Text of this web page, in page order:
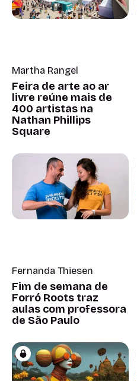
Martha Rangel
Feira de arte ao ar
livre reúne mais de
400 artistas na
Nathan Phillips
Square
Fernanda Thiesen
Fim de semana de
Forró Roots traz
aulas com professora
de São Paulo